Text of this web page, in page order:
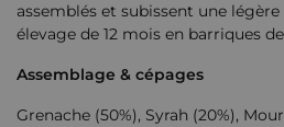
assemblés et subissent une
élevage de 12 mois en barriques
Assemblage & cépages
Grenache (50%), Syrah (20%),